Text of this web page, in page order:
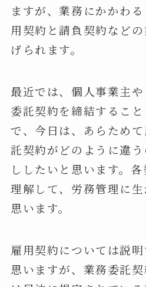
ますが、業務にかかわ
用契約と請負契約など
げられます。
最近では、個人事業主
委託契約を締結するこ
で、今日は、あらため
託契約がどのように違
ししたいと思います。
理解して、労務管理に
思います。
雇用契約については説
思いますが、業務委託